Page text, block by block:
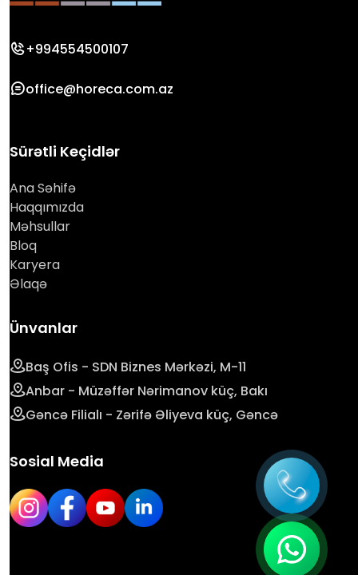
+994554500107
office@horeca.com.az
Sürətli Keçidlər
Ana Səhifə
Haqqımızda
Məhsullar
Bloq
Karyera
Əlaqə
Ünvanlar
Baş Ofis - SDN Biznes Mərkəzi, M-11
Anbar - Müzəffər Nərimanov küç, Bakı
Gəncə Filialı - Zərifə Əliyeva küç, Gəncə
Sosial Media